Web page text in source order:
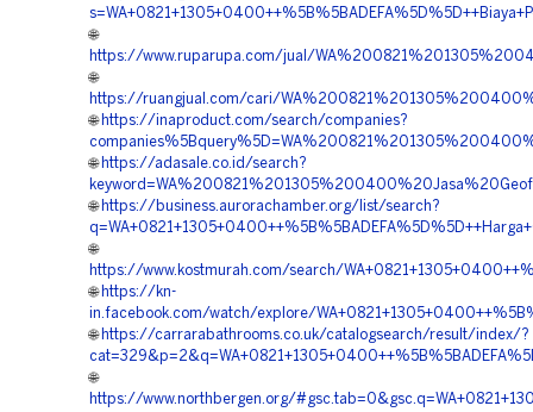
🌐
https://www.ruparupa.com/jual/
🌐
https://ruangjual.com/cari/
🌐 https://inaproduct.com/search/companies?
🌐 https://adasale.co.id/search?
🌐 https://business.aurorachamber.org/list/search?
🌐
https://www.kostmurah.com/search/
🌐 https://kn-
in.facebook.com/watch/explore/
🌐 https://carrarabathrooms.co.uk/catalogsearch/result/index/?
🌐
https://www.northbergen.org/